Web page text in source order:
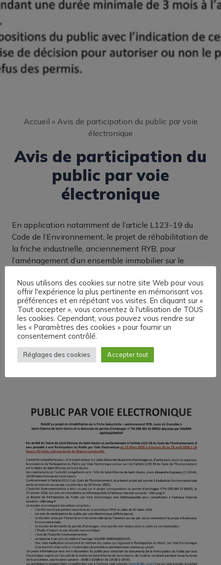
Accueil » Avis de participation du public par voie
électronique
Avis de participation du
public par voie
électronique
En application notamment de l’article L123-19 du
Code de l’Environnement, le projet de réhabilitation de
la friche industrielle, anciennement RYB, pour
l’aménagement d’un ensemble immobilier sur le
à la Procédure de Participation au Public par voie
électronique.
Vous trouverez ci-dessous l’ensemble des pièces du
dossier concernant l’aménagement d’un ensemble
immobilier par la SOCIETE VALRIM AMENAGEMENT.
Vous pouvez faire part de votre avis via l’adresse mail
suivante :ppve@ville-sesg.fr
Nous utilisons des cookies sur notre site Web pour vous
offrir l'expérience la plus pertinente en mémorisant vos
préférences et en répétant vos visites. En cliquant sur «
Tout accepter », vous consentez à l'utilisation de TOUS
les cookies. Cependant, vous pouvez vous rendre sur
les « Paramètres des cookies » pour fournir un
consentement contrôlé.
Réglages des cookies Accepter tout